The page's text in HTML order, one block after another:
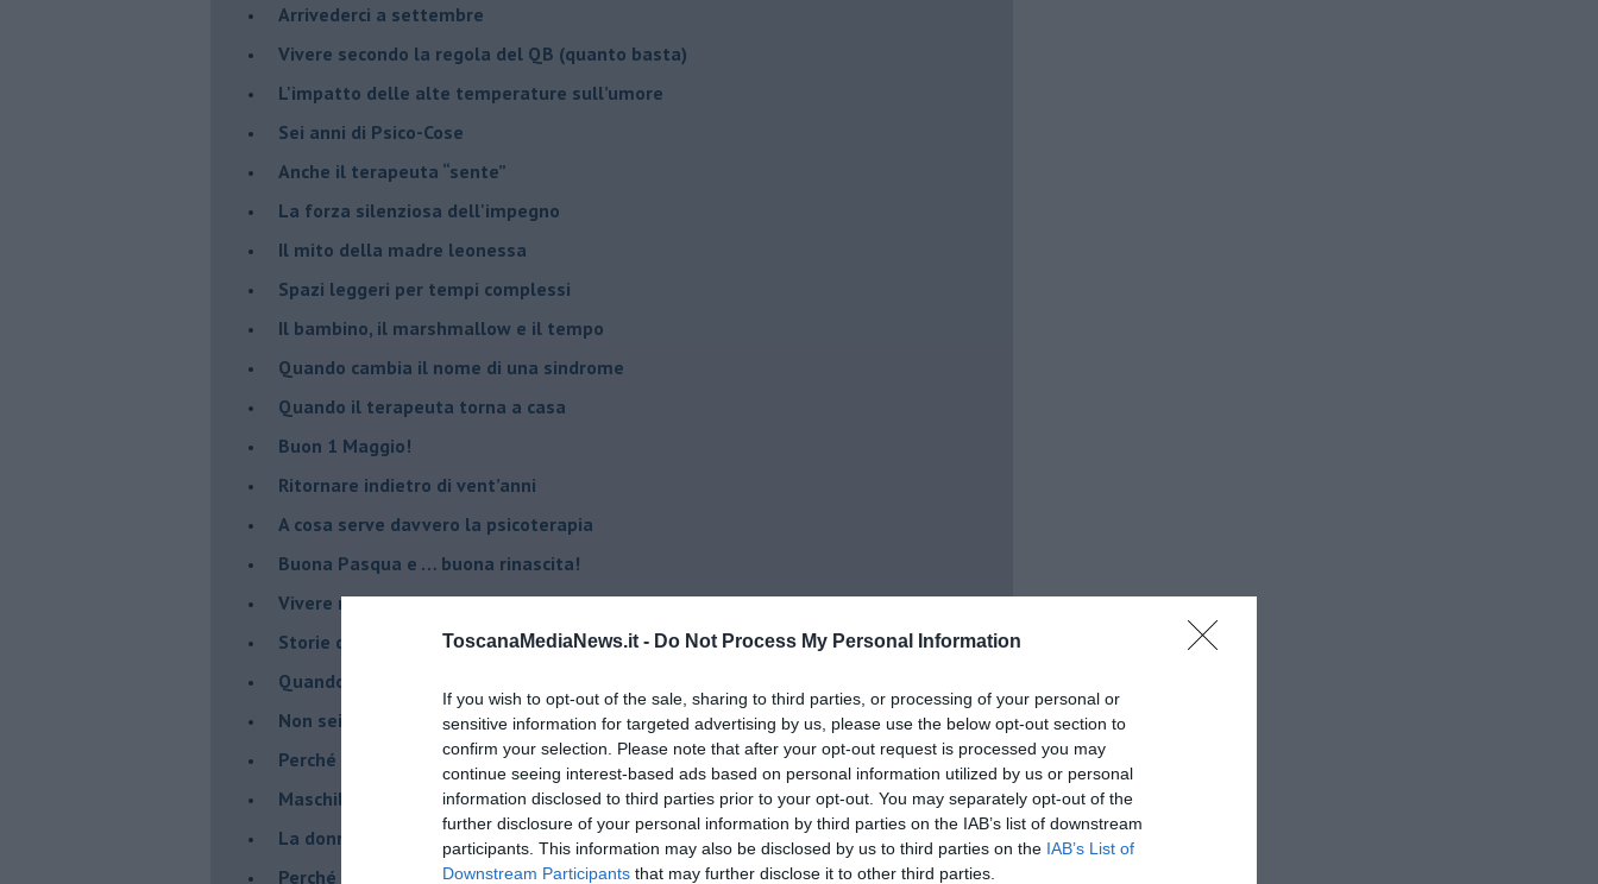
ToscanaMediaNews.it - Do Not Process My Personal Information
If you wish to opt-out of the sale, sharing to third parties, or processing of your personal or
sensitive information for targeted advertising by us, please use the below opt-out section to
confirm your selection. Please note that after your opt-out request is processed you may
continue seeing interest-based ads based on personal information utilized by us or personal
information disclosed to third parties prior to your opt-out. You may separately opt-out of the
further disclosure of your personal information by third parties on the IAB’s list of downstream
participants. This information may also be disclosed by us to third parties on the IAB’s List of
Downstream Participants that may further disclose it to other third parties.
​Arrivederci a settembre
​Vivere secondo la regola del QB (quanto basta)
​L'impatto delle alte temperature sull’umore
Sei anni di Psico-Cose
​Anche il terapeuta “sente”
​La forza silenziosa dell'impegno
​Il mito della madre leonessa
Spazi leggeri per tempi complessi
Il bambino, il marshmallow e il tempo
​Quando cambia il nome di una sindrome
​Quando il terapeuta torna a casa
​Buon 1 Maggio!
Ritornare indietro di vent’anni
​A cosa serve davvero la psicoterapia
​Buona Pasqua e … buona rinascita!
​Vivere nell’incertezza
​Storie di rinascita: i Take That
​Quando la rigidità del terapeuta è fondamentale
​Non sei indietro, stai seguendo il tuo tempo
​Perché abbiamo bisogno di Sanremo?
​Maschilismo inconsapevole
​La donna può scegliere di non essere madre!
​Perché abbiamo così bisogno di supereroi?